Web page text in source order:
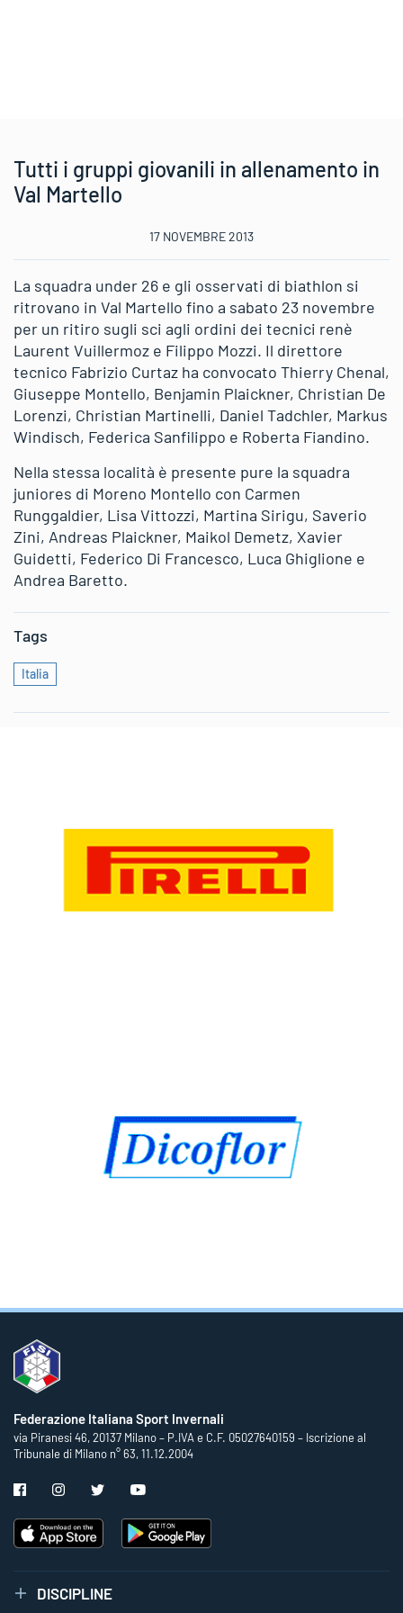
Tutti i gruppi giovanili in allenamento in
Val Martello
17 NOVEMBRE 2013
La squadra under 26 e gli osservati di biathlon si
ritrovano in Val Martello fino a sabato 23 novembre
per un ritiro sugli sci agli ordini dei tecnici renè
Laurent Vuillermoz e Filippo Mozzi. Il direttore
tecnico Fabrizio Curtaz ha convocato Thierry Chenal,
Giuseppe Montello, Benjamin Plaickner, Christian De
Lorenzi, Christian Martinelli, Daniel Tadchler, Markus
Windisch, Federica Sanfilippo e Roberta Fiandino.
Nella stessa località è presente pure la squadra
juniores di Moreno Montello con Carmen
Runggaldier, Lisa Vittozzi, Martina Sirigu, Saverio
Zini, Andreas Plaickner, Maikol Demetz, Xavier
Guidetti, Federico Di Francesco, Luca Ghiglione e
Andrea Baretto.
Tags
Italia
Federazione Italiana Sport Invernali
via Piranesi 46, 20137 Milano – P.IVA e C.F. 05027640159 – Iscrizione al
Tribunale di Milano n° 63, 11.12.2004
DISCIPLINE